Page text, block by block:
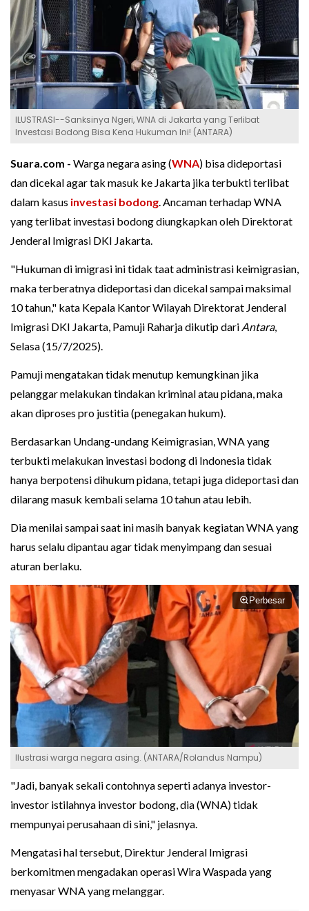
ILUSTRASI--Sanksinya Ngeri, WNA di Jakarta yang Terlibat
Investasi Bodong Bisa Kena Hukuman Ini! (ANTARA)
Suara.com - Warga negara asing (WNA) bisa dideportasi
dan dicekal agar tak masuk ke Jakarta jika terbukti terlibat
dalam kasus investasi bodong. Ancaman terhadap WNA
yang terlibat investasi bodong diungkapkan oleh Direktorat
Jenderal Imigrasi DKI Jakarta.
"Hukuman di imigrasi ini tidak taat administrasi keimigrasian,
maka terberatnya dideportasi dan dicekal sampai maksimal
10 tahun," kata Kepala Kantor Wilayah Direktorat Jenderal
Imigrasi DKI Jakarta, Pamuji Raharja dikutip dari Antara,
Selasa (15/7/2025).
Pamuji mengatakan tidak menutup kemungkinan jika
pelanggar melakukan tindakan kriminal atau pidana, maka
akan diproses pro justitia (penegakan hukum).
Berdasarkan Undang-undang Keimigrasian, WNA yang
terbukti melakukan investasi bodong di Indonesia tidak
hanya berpotensi dihukum pidana, tetapi juga dideportasi dan
dilarang masuk kembali selama 10 tahun atau lebih.
Dia menilai sampai saat ini masih banyak kegiatan WNA yang
harus selalu dipantau agar tidak menyimpang dan sesuai
aturan berlaku.
Perbesar
Ilustrasi warga negara asing. (ANTARA/Rolandus Nampu)
"Jadi, banyak sekali contohnya seperti adanya investor-
investor istilahnya investor bodong, dia (WNA) tidak
mempunyai perusahaan di sini," jelasnya.
Mengatasi hal tersebut, Direktur Jenderal Imigrasi
berkomitmen mengadakan operasi Wira Waspada yang
menyasar WNA yang melanggar.